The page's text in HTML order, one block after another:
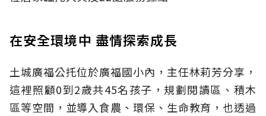
在安全環境中 盡情探索成長
土城廣福公托位於廣福國小內，主任林莉芳分享，
這裡照顧0到2歲共45名孩子，規劃閱讀區、積木
區等空間，並導入食農、環保、生命教育，也透過